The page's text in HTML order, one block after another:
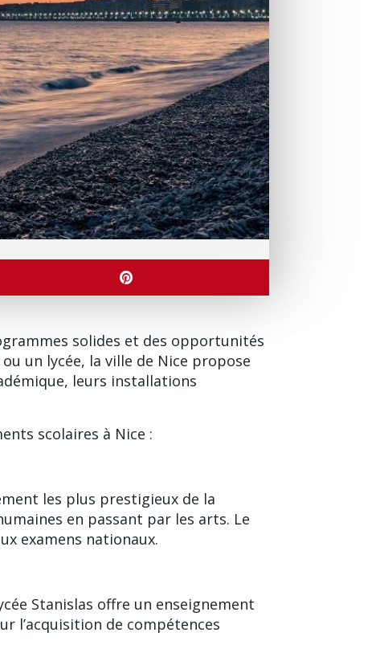
solides et des opportunités
un lycée, la ville de Nice propose
leurs installations
scolaires à Nice :
les plus prestigieux de la
en passant par les arts. Le
examens nationaux.
Stanislas offre un enseignement
l’acquisition de compétences